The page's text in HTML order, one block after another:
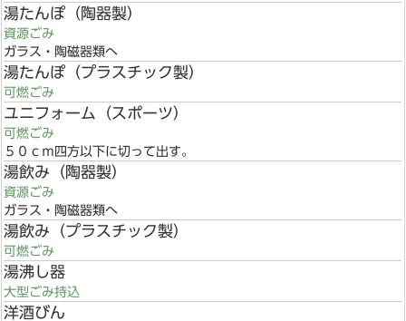
湯たんぽ（陶器製）
資源ごみ
ガラス・陶磁器類へ
湯たんぽ（プラスチック製）
可燃ごみ
ユニフォーム（スポーツ）
可燃ごみ
５０ｃｍ四方以下に切って出す。
湯飲み（陶器製）
資源ごみ
ガラス・陶磁器類へ
湯飲み（プラスチック製）
可燃ごみ
湯沸し器
大型ごみ持込
洋酒びん